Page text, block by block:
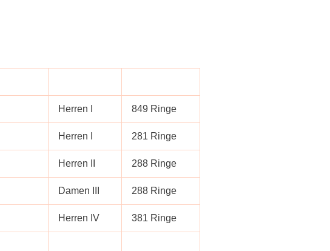
Herren I 849 Ringe
Herren I 281 Ringe
Herren II 288 Ringe
Damen III 288 Ringe
Herren IV 381 Ringe